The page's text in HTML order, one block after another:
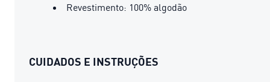
Revestimento: 100% algodão
CUIDADOS E INSTRUÇÕES